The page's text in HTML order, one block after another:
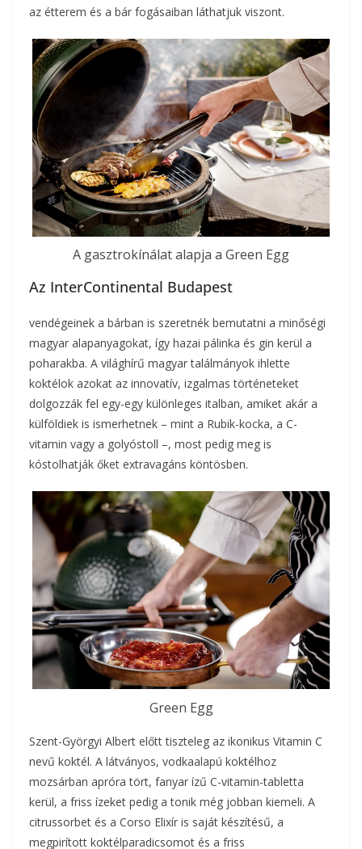
az étterem és a bár fogásaiban láthatjuk viszont.
A gasztrokínálat alapja a Green Egg
Az InterContinental Budapest
vendégeinek a bárban is szeretnék bemutatni a minőségi
magyar alapanyagokat, így hazai pálinka és gin kerül a
poharakba. A világhírű magyar találmányok ihlette
koktélok azokat az innovatív, izgalmas történeteket
dolgozzák fel egy-egy különleges italban, amiket akár a
külföldiek is ismerhetnek – mint a Rubik-kocka, a C-
vitamin vagy a golyóstoll –, most pedig meg is
kóstolhatják őket extravagáns köntösben.
Green Egg
Szent-Györgyi Albert előtt tiszteleg az ikonikus Vitamin C
nevű koktél. A látványos, vodkaalapú koktélhoz
mozsárban apróra tört, fanyar ízű C-vitamin-tabletta
kerül, a friss ízeket pedig a tonik még jobban kiemeli. A
citrussorbet és a Corso Elixír is saját készítésű, a
megpirított koktélparadicsomot és a friss